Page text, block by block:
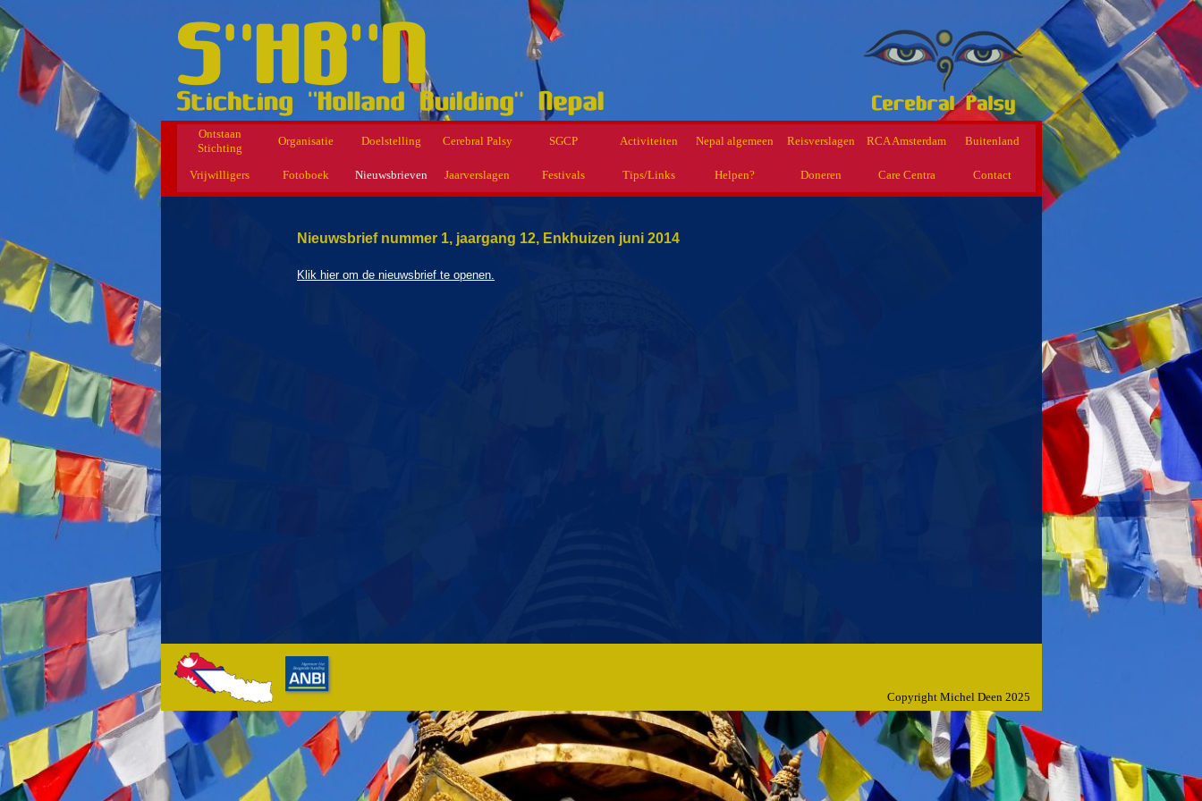
Ontstaan
Stichting
Organisatie Doelstelling Cerebral Palsy SGCP Activiteiten Nepal algemeen Reisverslagen RCA Amsterdam Buitenland
Vrijwilligers Fotoboek Nieuwsbrieven Jaarverslagen Festivals Tips/Links Helpen? Doneren Care Centra Contact
Nieuwsbrief nummer 1, jaargang 12, Enkhuizen juni 2014
Klik hier om de nieuwsbrief te openen.
Copyright Michel Deen 2025